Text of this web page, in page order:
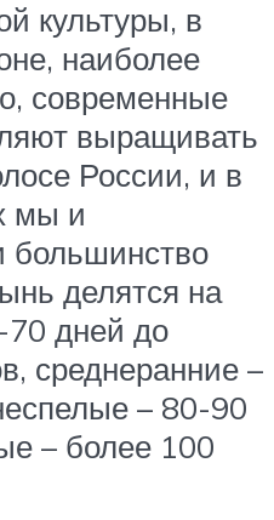
культуры, в
наиболее
современные
выращивать
России, и в
мы и
большинство
делятся на
70 дней до
среднеранние –
– 80-90
– более 100